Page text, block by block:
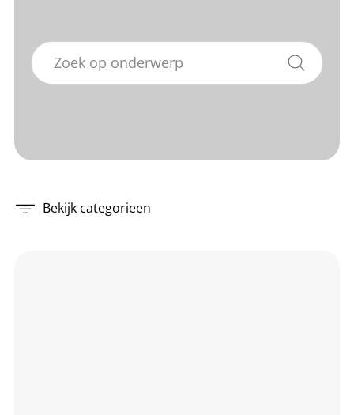
Bekijk categorieen